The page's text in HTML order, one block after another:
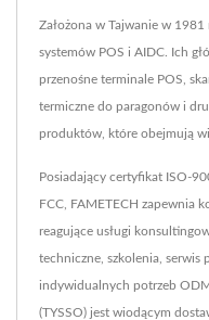
Założona w Tajwanie w
systemów POS i AIDC. Ich
przenośne terminale POS,
termiczne do paragonów i
produktów, które obejmują
Posiadający certyfikat ISO-
FCC, FAMETECH zapewnia
reagujące usługi
techniczne, szkolenia, serwis
indywidualnych potrzeb
(TYSSO) jest wiodącym